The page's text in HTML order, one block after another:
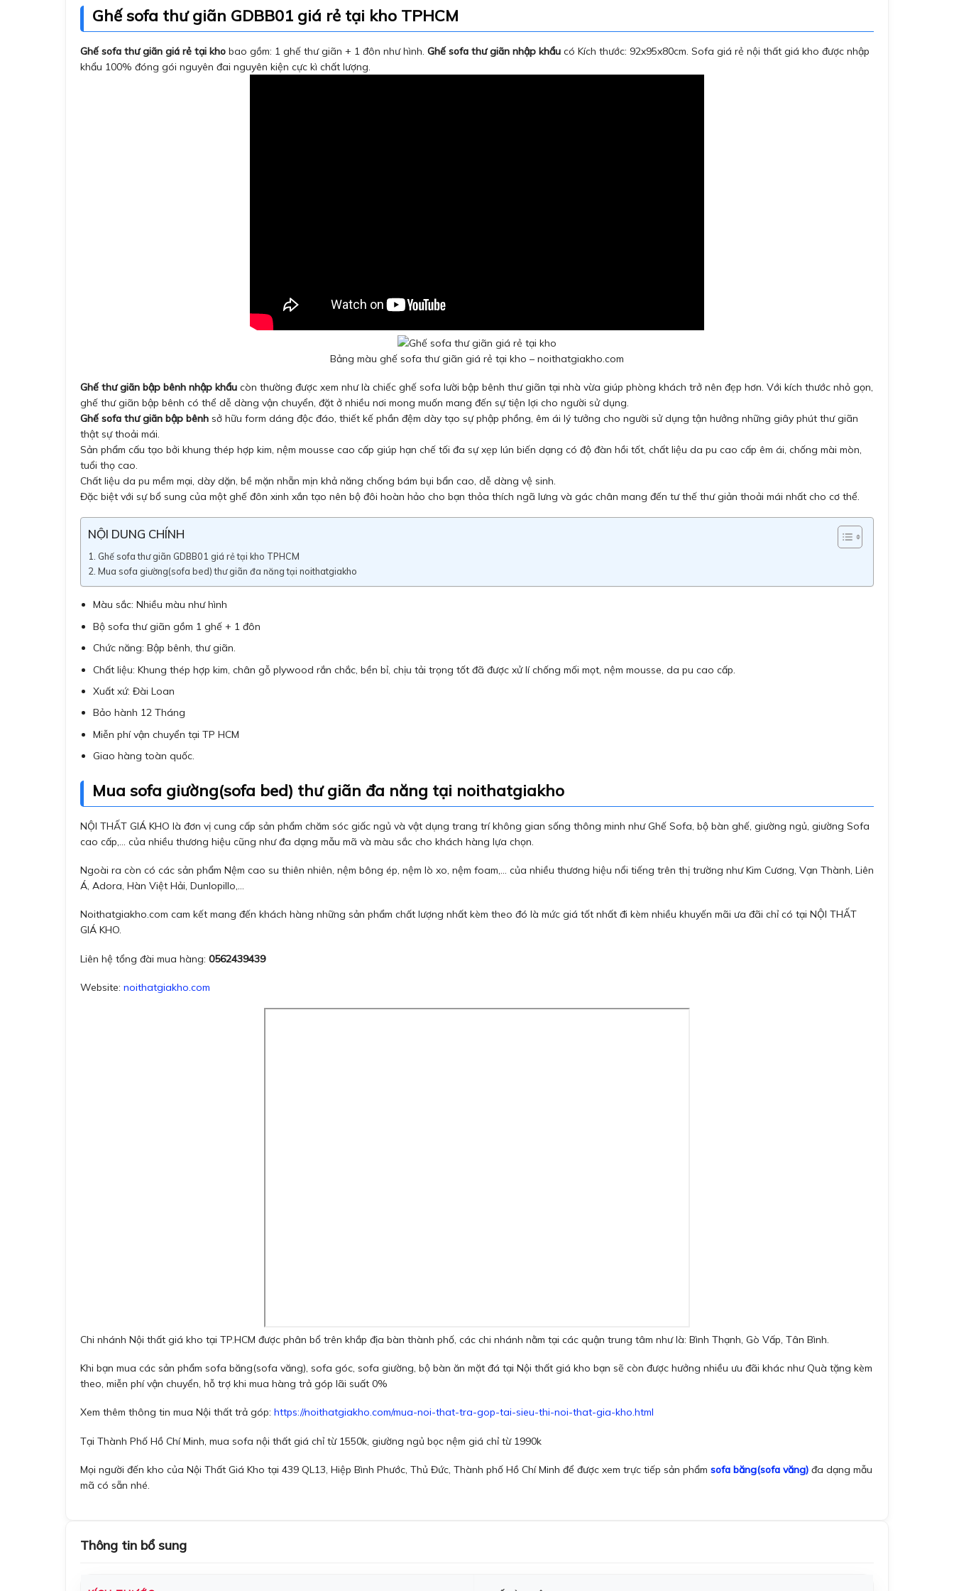
Ghế sofa thư giãn GDBB01 giá rẻ tại kho TPHCM
Ghế sofa thư giãn giá rẻ tại kho bao gồm: 1 ghế thư giãn + 1 đôn như hình. Ghế sofa thư giãn nhập khẩu có Kích thước: 92x95x80cm. Sofa giá rẻ nội thất giá kho được nhập
khẩu 100% đóng gói nguyên đai nguyên kiện cực kì chất lượng.
Bảng màu ghế sofa thư giãn giá rẻ tại kho – noithatgiakho.com
Ghế thư giãn bập bênh nhập khẩu còn thường được xem như là chiếc ghế sofa lười bập bênh thư giãn tại nhà vừa giúp phòng khách trở nên đẹp hơn. Với kích thước nhỏ gọn,
ghế thư giãn bập bênh có thể dễ dàng vận chuyển, đặt ở nhiều nơi mong muốn mang đến sự tiện lợi cho người sử dụng.
Ghế sofa thư giãn bập bênh sở hữu form dáng độc đáo, thiết kế phần đệm dày tạo sự phập phồng, êm ái lý tưởng cho người sử dụng tận hưởng những giây phút thư giãn
thật sự thoải mái.
Sản phẩm cấu tạo bởi khung thép hợp kim, nệm mousse cao cấp giúp hạn chế tối đa sự xẹp lún biến dạng có độ đàn hồi tốt, chất liệu da pu cao cấp êm ái, chống mài mòn,
tuổi thọ cao.
Chất liệu da pu mềm mại, dày dặn, bề mặn nhẵn mịn khả năng chống bám bụi bẩn cao, dễ dàng vệ sinh.
Đặc biệt với sự bổ sung của một ghế đôn xinh xắn tạo nên bộ đôi hoàn hảo cho bạn thỏa thích ngã lưng và gác chân mang đến tư thế thư giản thoải mái nhất cho cơ thể.
NỘI DUNG CHÍNH
Ghế sofa thư giãn GDBB01 giá rẻ tại kho TPHCM
Mua sofa giường(sofa bed) thư giãn đa năng tại noithatgiakho
Màu sắc: Nhiều màu như hình
Bộ sofa thư giãn gồm 1 ghế + 1 đôn
Chức năng: Bập bênh, thư giãn.
Chất liệu: Khung thép hợp kim, chân gỗ plywood rắn chắc, bền bỉ, chịu tải trọng tốt đã được xử lí chống mối mọt, nệm mousse, da pu cao cấp.
Xuất xứ: Đài Loan
Bảo hành 12 Tháng
Miễn phí vận chuyển tại TP HCM
Giao hàng toàn quốc.
Mua sofa giường(sofa bed) thư giãn đa năng tại noithatgiakho
NỘI THẤT GIÁ KHO là đơn vị cung cấp sản phẩm chăm sóc giấc ngủ và vật dụng trang trí không gian sống thông minh như Ghế Sofa, bộ bàn ghế, giường ngủ, giường Sofa
cao cấp,… của nhiều thương hiệu cũng như đa dạng mẫu mã và màu sắc cho khách hàng lựa chọn.
Ngoài ra còn có các sản phẩm Nệm cao su thiên nhiên, nệm bông ép, nệm lò xo, nệm foam,… của nhiều thương hiệu nổi tiếng trên thị trường như Kim Cương, Vạn Thành, Liên
Á, Adora, Hàn Việt Hải, Dunlopillo,…
Noithatgiakho.com cam kết mang đến khách hàng những sản phẩm chất lượng nhất kèm theo đó là mức giá tốt nhất đi kèm nhiều khuyến mãi ưa đãi chỉ có tại NỘI THẤT
GIÁ KHO.
Liên hệ tổng đài mua hàng: 0562439439
Website: noithatgiakho.com
Chi nhánh Nội thất giá kho tại TP.HCM được phân bổ trên khắp địa bàn thành phố, các chi nhánh nằm tại các quận trung tâm như là: Bình Thạnh, Gò Vấp, Tân Bình.
Khi bạn mua các sản phẩm sofa băng(sofa văng), sofa góc, sofa giường, bộ bàn ăn mặt đá tại Nội thất giá kho bạn sẽ còn được hưởng nhiều ưu đãi khác như Quà tặng kèm
theo, miễn phí vận chuyển, hỗ trợ khi mua hàng trả góp lãi suất 0%
Xem thêm thông tin mua Nội thất trả góp: https://noithatgiakho.com/mua-noi-that-tra-gop-tai-sieu-thi-noi-that-gia-kho.html
Tại Thành Phố Hồ Chí Minh, mua sofa nội thất giá chỉ từ 1550k, giường ngủ bọc nệm giá chỉ từ 1990k
Mọi người đến kho của Nội Thất Giá Kho tại 439 QL13, Hiệp Bình Phước, Thủ Đức, Thành phố Hồ Chí Minh để được xem trực tiếp sản phẩm sofa băng(sofa văng) đa dạng mẫu
mã có sẵn nhé.
Thông tin bổ sung